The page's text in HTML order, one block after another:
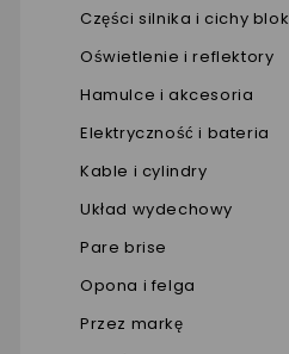
Części silnika i cichy blok
Oświetlenie i reflektory
Hamulce i akcesoria
Elektryczność i bateria
Kable i cylindry
Układ wydechowy
Pare brise
Opona i felga
Przez markę